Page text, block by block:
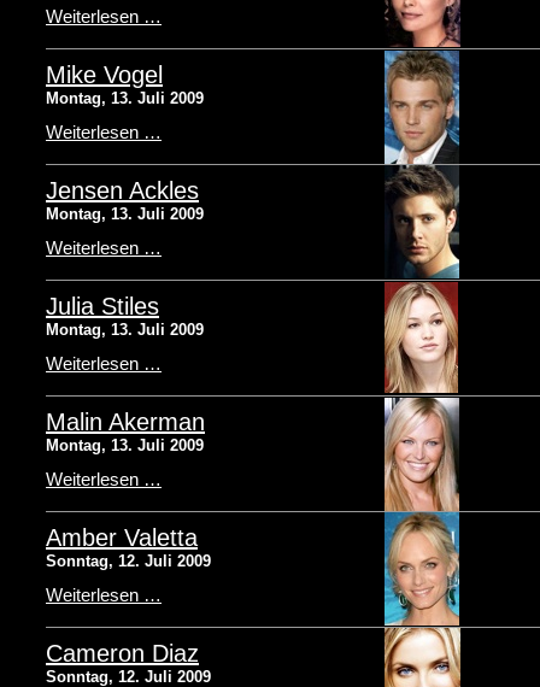
Weiterlesen …
Mike Vogel
Montag, 13. Juli 2009
Weiterlesen …
Jensen Ackles
Montag, 13. Juli 2009
Weiterlesen …
Julia Stiles
Montag, 13. Juli 2009
Weiterlesen …
Malin Akerman
Montag, 13. Juli 2009
Weiterlesen …
Amber Valetta
Sonntag, 12. Juli 2009
Weiterlesen …
Cameron Diaz
Sonntag, 12. Juli 2009